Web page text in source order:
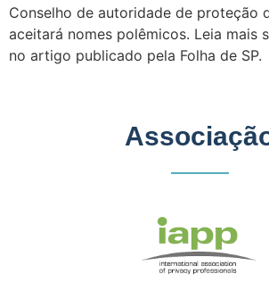
Conselho de autoridade de proteção
aceitará nomes polêmicos. Leia mais
no artigo publicado pela Folha de SP.